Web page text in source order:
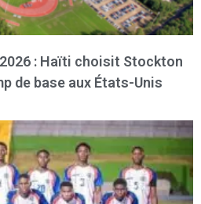
: Haïti choisit Stockton
de base aux États-Unis